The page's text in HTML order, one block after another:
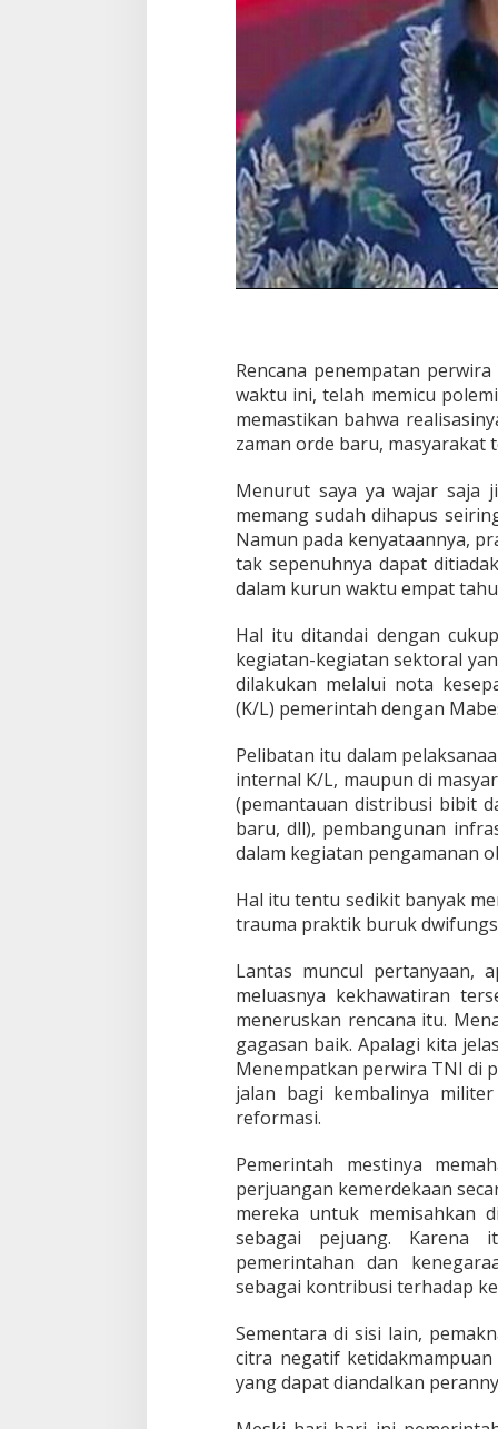
n
i
p
l
K
h
i
a
t
i
R
r
m
s
i
Rencana penempatan
waktu ini, telah memicu
memastikan bahwa
zaman orde baru, masyarakat
Menurut saya ya wajar saja
memang sudah dihapus
Namun pada kenyataannya,
tak sepenuhnya dapat
dalam kurun waktu empat
Hal itu ditandai dengan
kegiatan-kegiatan sektoral
dilakukan melalui nota
(K/L) pemerintah dengan
Pelibatan itu dalam
internal K/L, maupun di
(pemantauan distribusi bibit
baru, dll), pembangunan
dalam kegiatan pengamanan
Hal itu tentu sedikit banyak
trauma praktik buruk
Lantas muncul pertanyaan,
meluasnya kekhawatiran
meneruskan rencana itu.
gagasan baik. Apalagi kita
Menempatkan perwira TNI di
jalan bagi kembalinya
reformasi.
Pemerintah mestinya
perjuangan kemerdekaan
mereka untuk memisahkan
sebagai pejuang. Karena
pemerintahan dan
sebagai kontribusi terhadap
Sementara di sisi lain,
citra negatif
yang dapat diandalkan